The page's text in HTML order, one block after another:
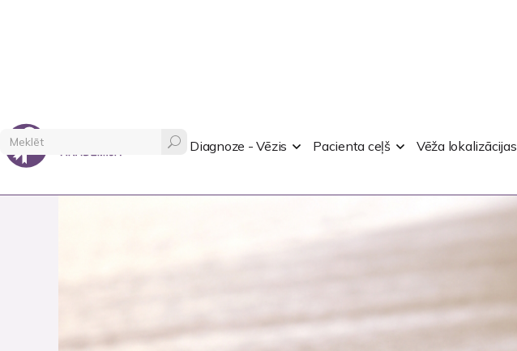
Diagnoze - Vēzis Pacienta ceļš Vēža lokalizācijas